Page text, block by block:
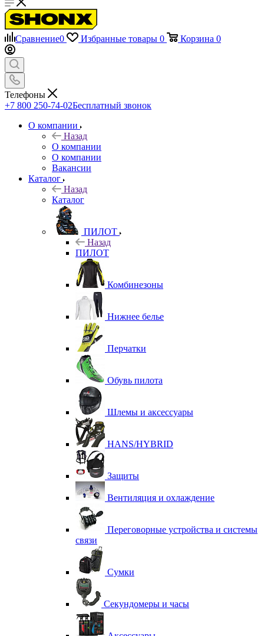
Сравнение0 Избранные товары 0 Корзина 0
Телефоны
+7 800 250-74-02Бесплатный звонок
О компании
Назад
О компании
О компании
Вакансии
Каталог
Назад
Каталог
ПИЛОТ
Назад
ПИЛОТ
Комбинезоны
Нижнее белье
Перчатки
Обувь пилота
Шлемы и аксессуары
HANS/HYBRID
Защиты
Вентиляция и охлаждение
Переговорные устройства и системы
связи
Сумки
Секундомеры и часы